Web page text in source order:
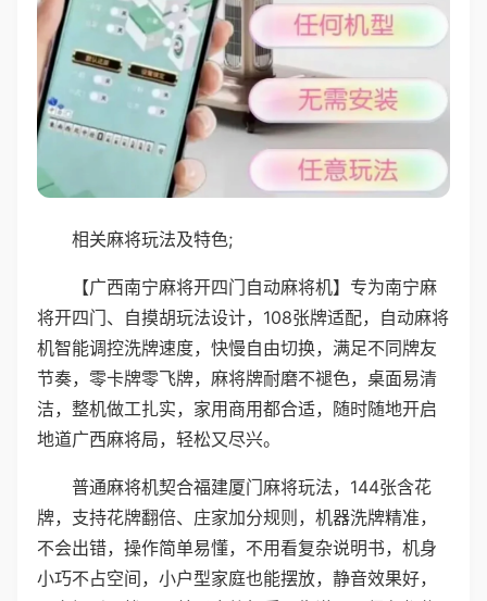
相关麻将玩法及特色;
【广西南宁麻将开四门自动麻将机】专为南宁麻
将开四门、自摸胡玩法设计，108张牌适配，自动麻将
机智能调控洗牌速度，快慢自由切换，满足不同牌友
节奏，零卡牌零飞牌，麻将牌耐磨不褪色，桌面易清
洁，整机做工扎实，家用商用都合适，随时随地开启
地道广西麻将局，轻松又尽兴。
普通麻将机契合福建厦门麻将玩法，144张含花
牌，支持花牌翻倍、庄家加分规则，机器洗牌精准，
不会出错，操作简单易懂，不用看复杂说明书，机身
小巧不占空间，小户型家庭也能摆放，静音效果好，